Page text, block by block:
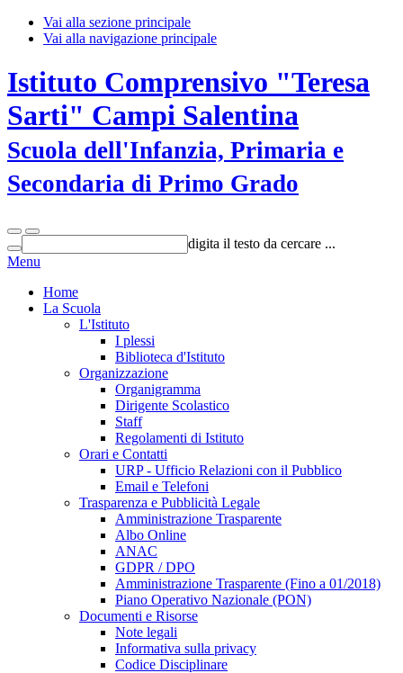
Vai alla sezione principale
Vai alla navigazione principale
Istituto Comprensivo "Teresa
Sarti" Campi Salentina
Scuola dell'Infanzia, Primaria e
Secondaria di Primo Grado
digita il testo da cercare ...
Menu
Home
La Scuola
L'Istituto
I plessi
Biblioteca d'Istituto
Organizzazione
Organigramma
Dirigente Scolastico
Staff
Regolamenti di Istituto
Orari e Contatti
URP - Ufficio Relazioni con il Pubblico
Email e Telefoni
Trasparenza e Pubblicità Legale
Amministrazione Trasparente
Albo Online
ANAC
GDPR / DPO
Amministrazione Trasparente (Fino a 01/2018)
Piano Operativo Nazionale (PON)
Documenti e Risorse
Note legali
Informativa sulla privacy
Codice Disciplinare